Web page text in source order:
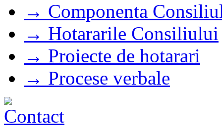
→ Componenta
→ Hotararile Consiliului
→ Proiecte de hotarari
→ Procese verbale